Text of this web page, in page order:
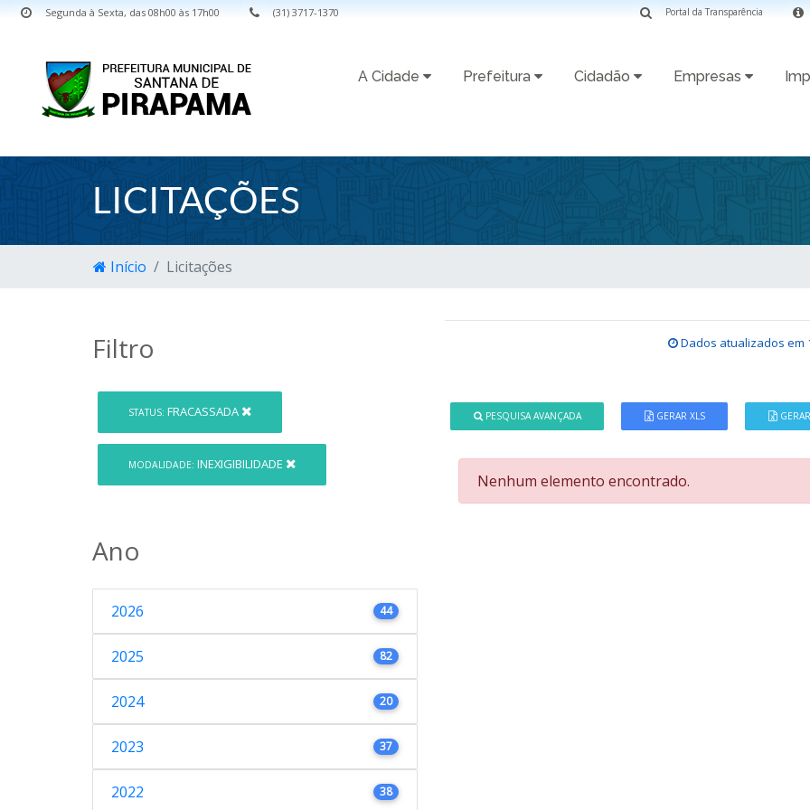
Segunda à Sexta, das 08h00 às 17h00 (31) 3717-1370 Portal da Transparência
A Cidade Prefeitura Cidadão Empresas
LICITAÇÕES
Início Licitações
Filtro
STATUS: FRACASSADA
MODALIDADE: INEXIGIBILIDADE
Ano
2026 44
2025 82
2024 20
2023 37
2022 38
Dados atualizados em
PESQUISA AVANÇADA GERAR XLS
Nenhum elemento encontrado.